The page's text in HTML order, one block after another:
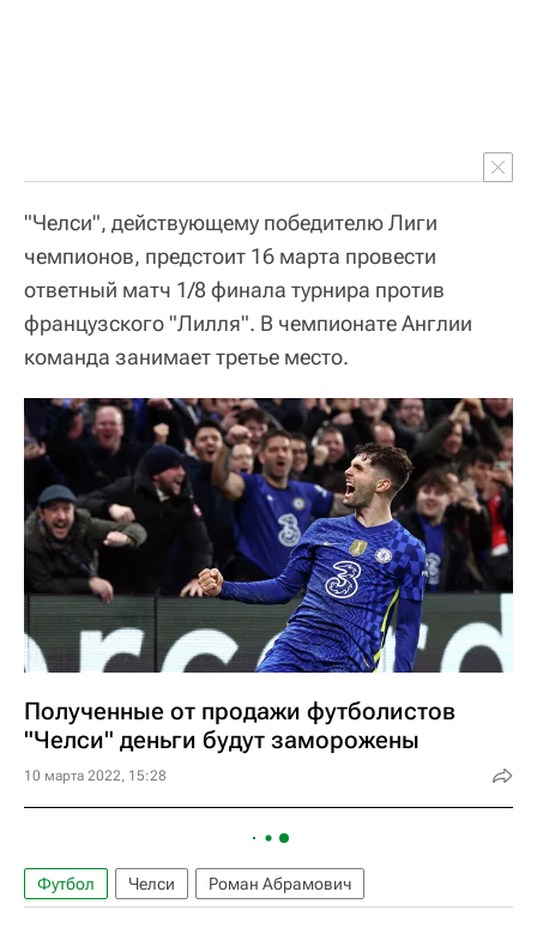
"Челси", действующему победителю Лиги
чемпионов, предстоит 16 марта провести
ответный матч 1/8 финала турнира против
французского "Лилля". В чемпионате Англии
команда занимает третье место.
Полученные от продажи футболистов
"Челси" деньги будут заморожены
10 марта 2022, 15:28
Футбол Челси Роман Абрамович